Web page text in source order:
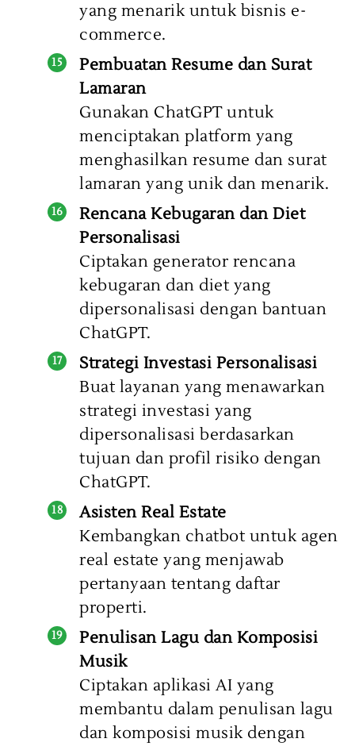
yang menarik untuk bisnis e-
commerce.
Pembuatan Resume dan Surat
Lamaran
Gunakan ChatGPT untuk
menciptakan platform yang
menghasilkan resume dan surat
lamaran yang unik dan menarik.
Rencana Kebugaran dan Diet
Personalisasi
Ciptakan generator rencana
kebugaran dan diet yang
dipersonalisasi dengan bantuan
ChatGPT.
Strategi Investasi Personalisasi
Buat layanan yang menawarkan
strategi investasi yang
dipersonalisasi berdasarkan
tujuan dan profil risiko dengan
ChatGPT.
Asisten Real Estate
Kembangkan chatbot untuk agen
real estate yang menjawab
pertanyaan tentang daftar
properti.
Penulisan Lagu dan Komposisi
Musik
Ciptakan aplikasi AI yang
membantu dalam penulisan lagu
dan komposisi musik dengan